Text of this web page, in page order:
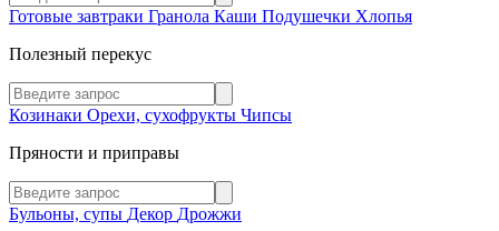
Готовые завтраки Гранола Каши Подушечки Хлопья
Полезный перекус
Козинаки Орехи, сухофрукты Чипсы
Пряности и приправы
Бульоны, супы Декор Дрожжи